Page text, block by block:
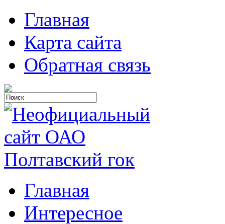
Главная
Карта сайта
Обратная связь
Главная
Интересное